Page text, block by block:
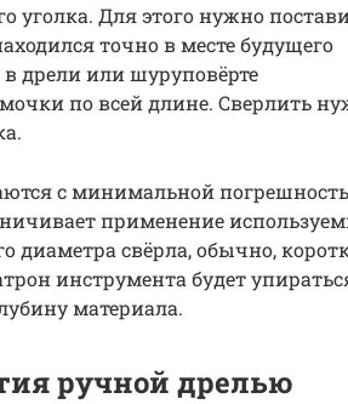
уголка. Для этого нужно
точно в месте будущего
в дрели или шуруповёрте
по всей длине. Сверлить
с минимальной
применение
диаметра свёрла, обычно,
инструмента будет
материала.
ручной дрелью